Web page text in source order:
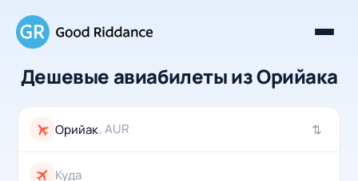
Дешевые авиабилеты из Орийака
, AUR ⇄